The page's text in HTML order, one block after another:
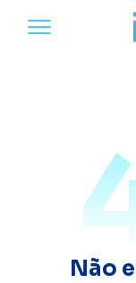
Não